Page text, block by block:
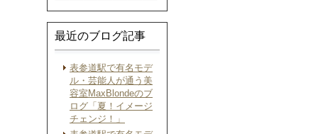
最近のブログ記事
表参道駅で有名モデ
ル・芸能人が通う美
容室MaxBlondeのブ
ログ「夏！イメージ
チェンジ！」